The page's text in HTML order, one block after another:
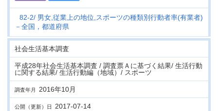
82-2
男女,従業上の地位,スポーツの種類別行動者率(有業者)
－全国，都道府県
社会生活基本調査
平成28年社会生活基本調査 / 調査票Ａに基づく結果/ 生活行動
に関する結果/ 生活行動編（地域）/ スポーツ
調査年月 2016年10月
公開（更新）日 2017-07-14